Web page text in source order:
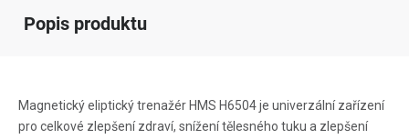
Popis produktu
Magnetický eliptický trenažér HMS H6504 je univerzální zařízení
pro celkové zlepšení zdraví, snížení tělesného tuku a zlepšení